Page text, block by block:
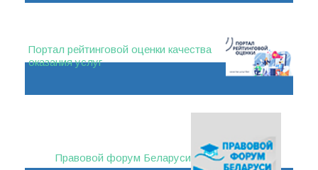
Портал рейтинговой оценки качества
оказания услуг
Правовой форум Беларуси